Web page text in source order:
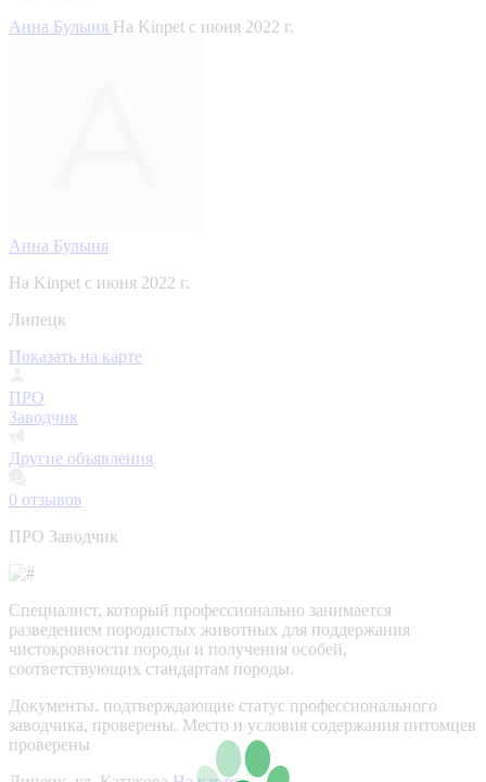
Анна Булыня На Kinpet c июня 2022 г.
Анна Булыня
На Kinpet c июня 2022 г.
Липецк
Показать на карте
ПРО
Заводчик
Другие объявления
0 отзывов
ПРО Заводчик
Специалист, который профессионально занимается
разведением породистых животных для поддержания
чистокровности породы и получения особей,
соответствующих стандартам породы.
Документы, подтверждающие статус профессионального
заводчика, проверены. Место и условия содержания питомцев
проверены